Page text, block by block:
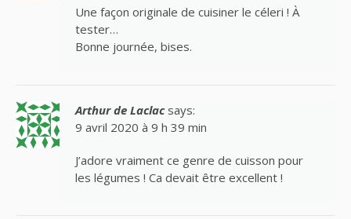
Une façon originale de cuisiner le céleri ! À
tester…
Bonne journée, bises.
Arthur de Laclac says:
9 avril 2020 à 9 h 39 min
J’adore vraiment ce genre de cuisson pour
les légumes ! Ca devait être excellent !